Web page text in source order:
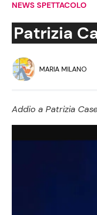
Social News
NEWS SPETTACOLO
Patrizia
MARIA MILANO
Addio a Patrizia